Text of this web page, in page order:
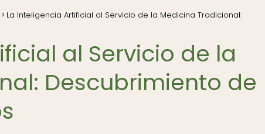
La Inteligencia Artificial al Servicio de la Medicina Tradicional:
al Servicio de la
Descubrimiento de